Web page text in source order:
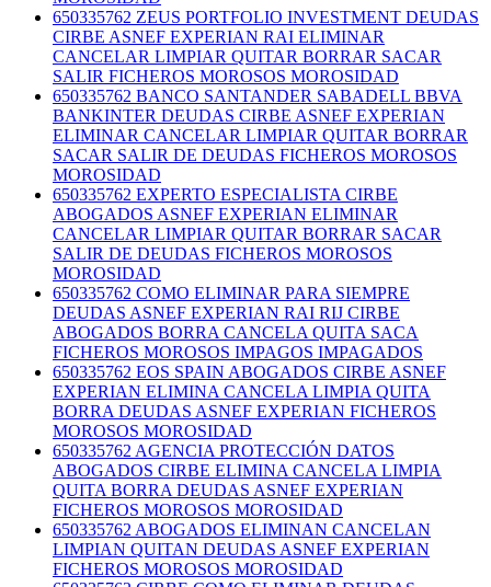
650335762 ZEUS PORTFOLIO INVESTMENT DEUDAS
CIRBE ASNEF EXPERIAN RAI ELIMINAR
CANCELAR LIMPIAR QUITAR BORRAR SACAR
SALIR FICHEROS MOROSOS MOROSIDAD
650335762 BANCO SANTANDER SABADELL BBVA
BANKINTER DEUDAS CIRBE ASNEF EXPERIAN
ELIMINAR CANCELAR LIMPIAR QUITAR BORRAR
SACAR SALIR DE DEUDAS FICHEROS MOROSOS
MOROSIDAD
650335762 EXPERTO ESPECIALISTA CIRBE
ABOGADOS ASNEF EXPERIAN ELIMINAR
CANCELAR LIMPIAR QUITAR BORRAR SACAR
SALIR DE DEUDAS FICHEROS MOROSOS
MOROSIDAD
650335762 COMO ELIMINAR PARA SIEMPRE
DEUDAS ASNEF EXPERIAN RAI RIJ CIRBE
ABOGADOS BORRA CANCELA QUITA SACA
FICHEROS MOROSOS IMPAGOS IMPAGADOS
650335762 EOS SPAIN ABOGADOS CIRBE ASNEF
EXPERIAN ELIMINA CANCELA LIMPIA QUITA
BORRA DEUDAS ASNEF EXPERIAN FICHEROS
MOROSOS MOROSIDAD
650335762 AGENCIA PROTECCIÓN DATOS
ABOGADOS CIRBE ELIMINA CANCELA LIMPIA
QUITA BORRA DEUDAS ASNEF EXPERIAN
FICHEROS MOROSOS MOROSIDAD
650335762 ABOGADOS ELIMINAN CANCELAN
LIMPIAN QUITAN DEUDAS ASNEF EXPERIAN
FICHEROS MOROSOS MOROSIDAD